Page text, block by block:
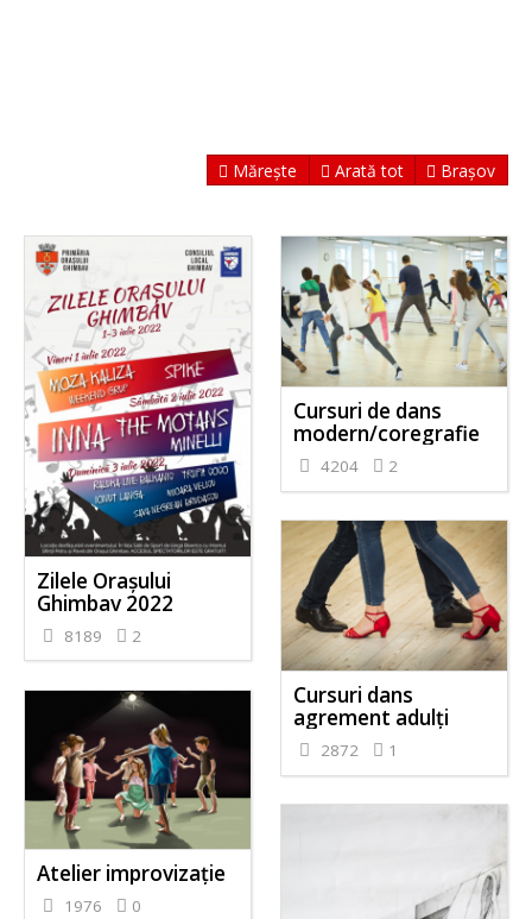
Mărește Arată tot Brașov
Zilele Orașului
Ghimbav 2022
8189 2
Cursuri de dans
modern/coregrafie
4204 2
Cursuri dans
agrement adulți
2872 1
Atelier improvizație
1976 0